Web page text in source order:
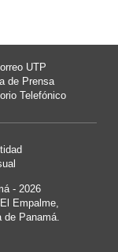
UTP
de Prensa
Telefónico
- 2026
Empalme,
de Panamá.